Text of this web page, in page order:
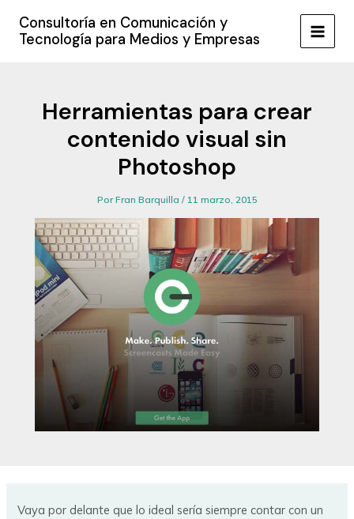
contenido
Consultoría en Comunicación y
Tecnología para Medios y Empresas
MAIN
Herramientas para crear
contenido visual sin
Photoshop
PorFran Barquilla / 11 marzo, 2015
Vaya por delante que lo ideal sería siempre contar con un